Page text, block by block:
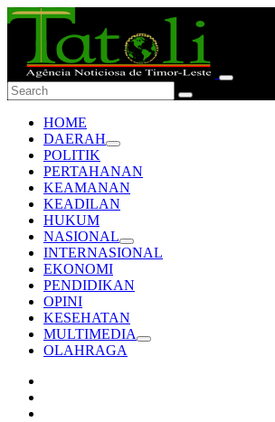
HOME
DAERAH
POLITIK
PERTAHANAN
KEAMANAN
KEADILAN
HUKUM
NASIONAL
INTERNASIONAL
EKONOMI
PENDIDIKAN
OPINI
KESEHATAN
MULTIMEDIA
OLAHRAGA